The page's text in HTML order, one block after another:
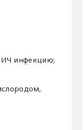
инфекцию;